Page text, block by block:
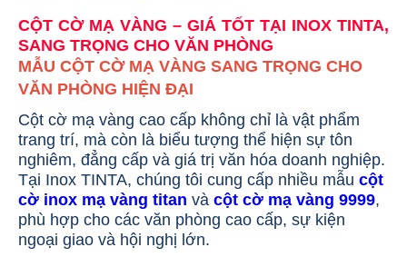
CỘT CỜ MẠ VÀNG – GIÁ TỐT TẠI INOX TINTA,
SANG TRỌNG CHO VĂN PHÒNG
MẪU CỘT CỜ MẠ VÀNG SANG TRỌNG CHO
VĂN PHÒNG HIỆN ĐẠI
Cột cờ mạ vàng cao cấp không chỉ là vật phẩm
trang trí, mà còn là biểu tượng thể hiện sự tôn
nghiêm, đẳng cấp và giá trị văn hóa doanh nghiệp.
Tại Inox TINTA, chúng tôi cung cấp nhiều mẫu cột
cờ inox mạ vàng titan và cột cờ mạ vàng 9999,
phù hợp cho các văn phòng cao cấp, sự kiện
ngoại giao và hội nghị lớn.